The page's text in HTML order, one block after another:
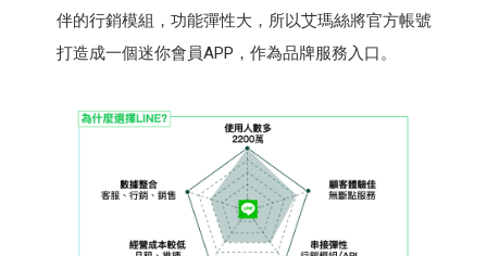
伴的行銷模組，功能彈性大，所以艾瑪絲將官方帳號
打造成一個迷你會員APP，作為品牌服務入口。